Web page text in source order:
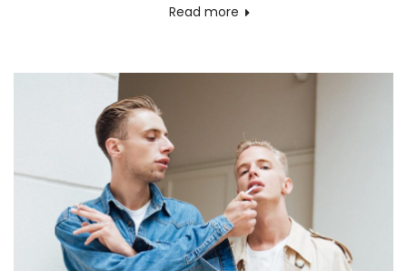
Read more